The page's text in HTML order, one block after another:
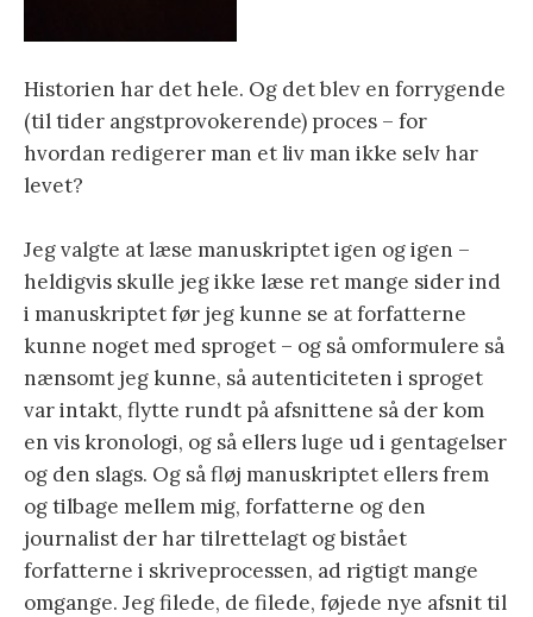
Historien har det hele. Og det blev en forrygende
(til tider angstprovokerende) proces – for
hvordan redigerer man et liv man ikke selv har
levet?
Jeg valgte at læse manuskriptet igen og igen –
heldigvis skulle jeg ikke læse ret mange sider ind
i manuskriptet før jeg kunne se at forfatterne
kunne noget med sproget – og så omformulere så
nænsomt jeg kunne, så autenticiteten i sproget
var intakt, flytte rundt på afsnittene så der kom
en vis kronologi, og så ellers luge ud i gentagelser
og den slags. Og så fløj manuskriptet ellers frem
og tilbage mellem mig, forfatterne og den
journalist der har tilrettelagt og bistået
forfatterne i skriveprocessen, ad rigtigt mange
omgange. Jeg filede, de filede, føjede nye afsnit til